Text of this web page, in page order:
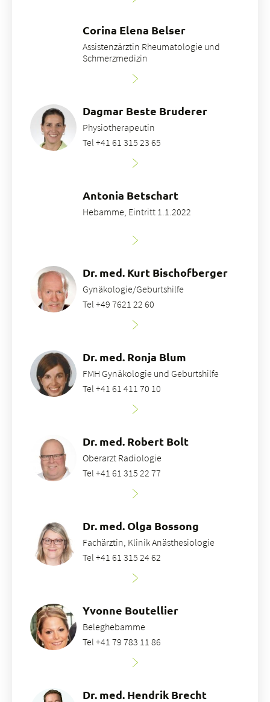
Corina Elena Belser
Assistenzärztin Rheumatologie und
Schmerzmedizin
Dagmar Beste Bruderer
Physiotherapeutin
Tel +41 61 315 23 65
Antonia Betschart
Hebamme, Eintritt 1.1.2022
Dr. med. Kurt Bischofberger
Gynäkologie/Geburtshilfe
Tel +49 7621 22 60
Dr. med. Ronja Blum
FMH Gynäkologie und Geburtshilfe
Tel +41 61 411 70 10
Dr. med. Robert Bolt
Oberarzt Radiologie
Tel +41 61 315 22 77
Dr. med. Olga Bossong
Fachärztin, Klinik Anästhesiologie
Tel +41 61 315 24 62
Yvonne Boutellier
Beleghebamme
Tel +41 79 783 11 86
Dr. med. Hendrik Brecht